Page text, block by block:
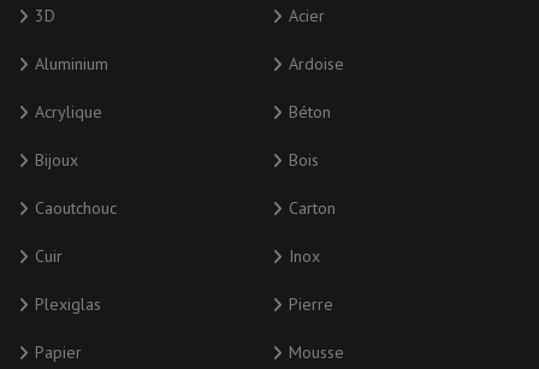
3D Acier
Aluminium Ardoise
Acrylique Béton
Bijoux Bois
Caoutchouc Carton
Cuir Inox
Plexiglas Pierre
Papier Mousse